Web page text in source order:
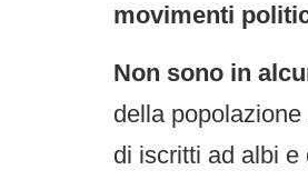
movimenti
Non sono in
della
di iscritti ad albi e